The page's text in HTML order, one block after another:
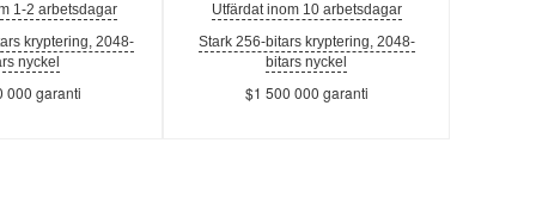
1-2 arbetsdagar
kryptering, 2048-
nyckel
000 garanti
Utfärdat inom 10 arbetsdagar
Stark 256-bitars kryptering, 2048-
bitars nyckel
$1 500 000 garanti